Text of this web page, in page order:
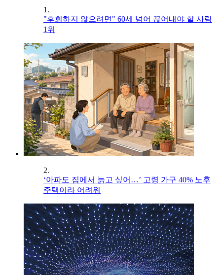
1.
"후회하지 않으려면" 60세 넘어 끊어내야 할 사람
1위
2.
‘아파도 집에서 늙고 싶어…’ 고령 가구 40% 노후
주택이라 어려워